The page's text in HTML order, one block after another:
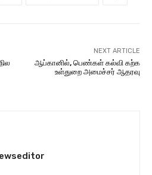
NEXT ARTICLE
ஆப்கானில், பெண்கள் கல்வி கற்க
உள்துறை அமைச்சர் ஆதரவு